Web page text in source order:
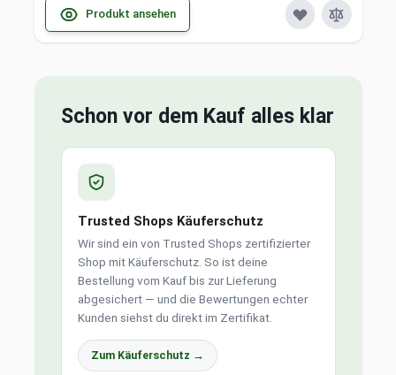
Produkt ansehen
Schon vor dem Kauf alles klar
Trusted Shops Käuferschutz
Wir sind ein von Trusted Shops zertifizierter
Shop mit Käuferschutz. So ist deine
Bestellung vom Kauf bis zur Lieferung
abgesichert — und die Bewertungen echter
Kunden siehst du direkt im Zertifikat.
Zum Käuferschutz →